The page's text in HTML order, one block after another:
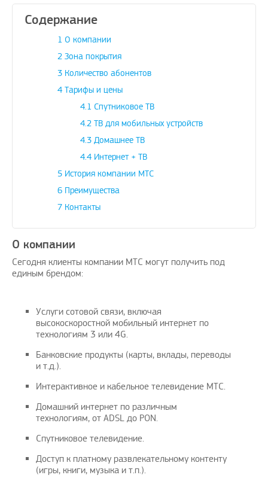
Содержание
1 О компании
2 Зона покрытия
3 Количество абонентов
4 Тарифы и цены
4.1 Спутниковое ТВ
4.2ТВ для мобильных устройств
4.3Домашнее ТВ
4.4Интернет + ТВ
5 История компании МТС
6 Преимущества
7 Контакты
О компании
Сегодня клиенты компании МТС могут получить под
единым брендом:
Услуги сотовой связи, включая
высокоскоростной мобильный интернет по
технологиям 3 или 4G.
Банковские продукты (карты, вклады, переводы
и т.д.).
Интерактивное и кабельное телевидение МТС.
Домашний интернет по различным
технологиям, от ADSL до PON.
Спутниковое телевидение.
Доступ к платному развлекательному контенту
(игры, книги, музыка и т.п.).